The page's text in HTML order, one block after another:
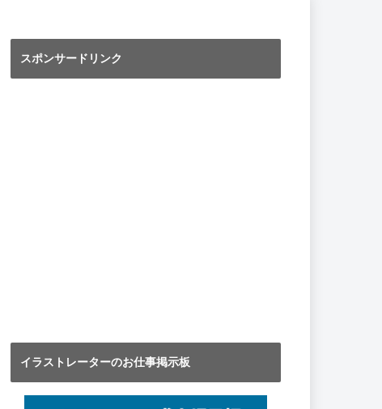
スポンサードリンク
イラストレーターのお仕事掲示板